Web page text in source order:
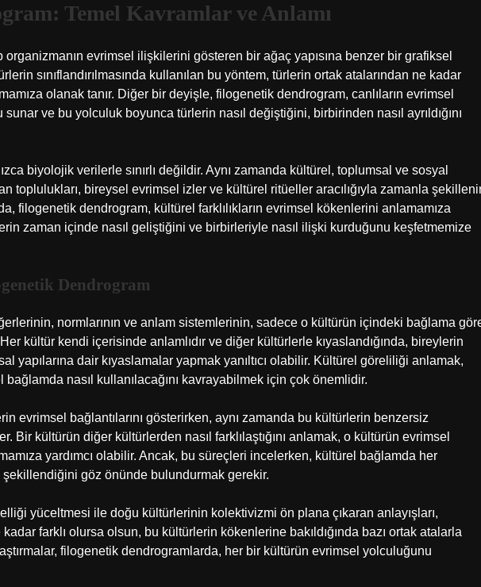
Temel Kavramlar ve Anlamı
evrimsel ilişkilerini gösteren bir ağaç yapısına benzer bir grafiksel
sınıflandırılmasında kullanılan bu yöntem, türlerin ortak atalarından ne kadar
olanak tanır. Diğer bir deyişle, filogenetik dendrogram, canlıların evrimsel
ve bu yolculuk boyunca türlerin nasıl değiştiğini, birbirinden nasıl ayrıldığını
biyolojik verilerle sınırlı değildir. Aynı zamanda kültürel, toplumsal ve sosyal
toplulukları, bireysel evrimsel izler ve kültürel ritüeller aracılığıyla zamanla
filogenetik dendrogram, kültürel farklılıkların evrimsel kökenlerini anlamamıza
zaman içinde nasıl geliştiğini ve birbirleriyle nasıl ilişki kurduğunu keşfetmemize
Dendrogram
normlarının ve anlam sistemlerinin, sadece o kültürün içindeki bağlama
kültür kendi içerisinde anlamlıdır ve diğer kültürlerle kıyaslandığında, bireylerin
yapılarına dair kıyaslamalar yapmak yanıltıcı olabilir. Kültürel göreliliği anlamak,
nasıl kullanılacağını kavrayabilmek için çok önemlidir.
evrimsel bağlantılarını gösterirken, aynı zamanda bu kültürlerin benzersiz
Bir kültürün diğer kültürlerden nasıl farklılaştığını anlamak, o kültürün evrimsel
yardımcı olabilir. Ancak, bu süreçleri incelerken, kültürel bağlamda her
göz önünde bulundurmak gerekir.
yüceltmesi ile doğu kültürlerinin kolektivizmi ön plana çıkaran anlayışları,
farklı olursa olsun, bu kültürlerin kökenlerine bakıldığında bazı ortak atalarla
filogenetik dendrogramlarda, her bir kültürün evrimsel yolculuğunu